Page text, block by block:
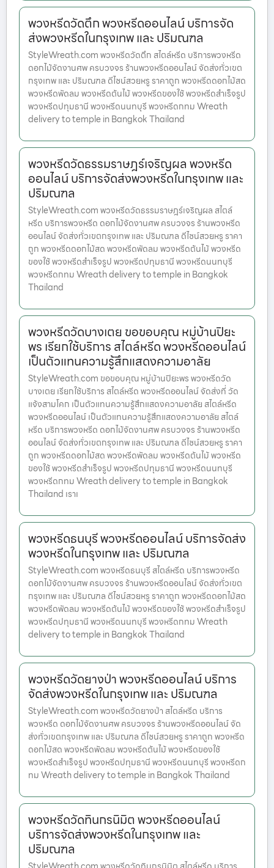
พวงหรีดวัดตึก พวงหรีดออนไลน์ บริการจัด
ส่งพวงหรีดในกรุงเทพ และ ปริมณฑล
StyleWreath.com พวงหรีดวัดตึก สไตล์หรีด บริการพวงหรีด
ดอกไม้จัดงานศพ ครบวงจร ร้านพวงหรีดออนไลน์ จัดส่งทั่วเขต
กรุงเทพ และ ปริมณฑล ดีไซน์สวยหรู ราคาถูก พวงหรีดดอกไม้สด
พวงหรีดพัดลม พวงหรีดต้นไม้ พวงหรีดของใช้ พวงหรีดสำเร็จรูป
พวงหรีดปทุมธานี พวงหรีดนนทบุรี พวงหรีดกทม Wreath
delivery to temple in Bangkok Thailand
พวงหรีดวัดธรรมราษฎร์เจริญผล พวงหรีด
ออนไลน์ บริการจัดส่งพวงหรีดในกรุงเทพ และ
ปริมณฑล
StyleWreath.com พวงหรีดวัดธรรมราษฎร์เจริญผล สไตล์
หรีด บริการพวงหรีด ดอกไม้จัดงานศพ ครบวงจร ร้านพวงหรีด
ออนไลน์ จัดส่งทั่วเขตกรุงเทพ และ ปริมณฑล ดีไซน์สวยหรู ราคา
ถูก พวงหรีดดอกไม้สด พวงหรีดพัดลม พวงหรีดต้นไม้ พวงหรีด
ของใช้ พวงหรีดสำเร็จรูป พวงหรีดปทุมธานี พวงหรีดนนทบุรี
พวงหรีดกทม Wreath delivery to temple in Bangkok
Thailand
พวงหรีดวัดบางเตย ขอขอบคุณ หมู่บ้านปิยะ
พร เรียกใช้บริการ สไตล์หรีด พวงหรีดออนไลน์
เป็นตัวแทนความรู้สึกแสดงความอาลัย
StyleWreath.com ขอขอบคุณ หมู่บ้านปิยะพร พวงหรีดวัด
บางเตย เรียกใช้บริการ สไตล์หรีด พวงหรีดออนไลน์ จัดส่งที่ วัด
แจ้งสามโคก เป็นตัวแทนความรู้สึกแสดงความอาลัย สไตล์หรีด
พวงหรีดออนไลน์ เป็นตัวแทนความรู้สึกแสดงความอาลัย สไตล์
หรีด บริการพวงหรีด ดอกไม้จัดงานศพ ครบวงจร ร้านพวงหรีด
ออนไลน์ จัดส่งทั่วเขตกรุงเทพ และ ปริมณฑล ดีไซน์สวยหรู ราคา
ถูก พวงหรีดดอกไม้สด พวงหรีดพัดลม พวงหรีดต้นไม้ พวงหรีด
ของใช้ พวงหรีดสำเร็จรูป พวงหรีดปทุมธานี พวงหรีดนนทบุรี
พวงหรีดกทม Wreath delivery to temple in Bangkok
Thailand เราเ
พวงหรีดธนบุรี พวงหรีดออนไลน์ บริการจัดส่ง
พวงหรีดในกรุงเทพ และ ปริมณฑล
StyleWreath.com พวงหรีดธนบุรี สไตล์หรีด บริการพวงหรีด
ดอกไม้จัดงานศพ ครบวงจร ร้านพวงหรีดออนไลน์ จัดส่งทั่วเขต
กรุงเทพ และ ปริมณฑล ดีไซน์สวยหรู ราคาถูก พวงหรีดดอกไม้สด
พวงหรีดพัดลม พวงหรีดต้นไม้ พวงหรีดของใช้ พวงหรีดสำเร็จรูป
พวงหรีดปทุมธานี พวงหรีดนนทบุรี พวงหรีดกทม Wreath
delivery to temple in Bangkok Thailand
พวงหรีดวัดยางป่า พวงหรีดออนไลน์ บริการ
จัดส่งพวงหรีดในกรุงเทพ และ ปริมณฑล
StyleWreath.com พวงหรีดวัดยางป่า สไตล์หรีด บริการ
พวงหรีด ดอกไม้จัดงานศพ ครบวงจร ร้านพวงหรีดออนไลน์ จัด
ส่งทั่วเขตกรุงเทพ และ ปริมณฑล ดีไซน์สวยหรู ราคาถูก พวงหรีด
ดอกไม้สด พวงหรีดพัดลม พวงหรีดต้นไม้ พวงหรีดของใช้
พวงหรีดสำเร็จรูป พวงหรีดปทุมธานี พวงหรีดนนทบุรี พวงหรีดก
ทม Wreath delivery to temple in Bangkok Thailand
พวงหรีดวัดทินกรนิมิต พวงหรีดออนไลน์
บริการจัดส่งพวงหรีดในกรุงเทพ และ
ปริมณฑล